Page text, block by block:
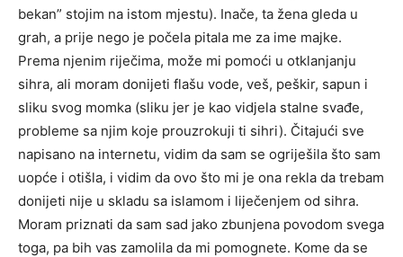
bekan” stojim na istom mjestu). Inače, ta žena gleda u
grah, a prije nego je počela pitala me za ime majke.
Prema njenim riječima, može mi pomoći u otklanjanju
sihra, ali moram donijeti flašu vode, veš, peškir, sapun i
sliku svog momka (sliku jer je kao vidjela stalne svađe,
probleme sa njim koje prouzrokuji ti sihri). Čitajući sve
napisano na internetu, vidim da sam se ogriješila što sam
uopće i otišla, i vidim da ovo što mi je ona rekla da trebam
donijeti nije u skladu sa islamom i liječenjem od sihra.
Moram priznati da sam sad jako zbunjena povodom svega
toga, pa bih vas zamolila da mi pomognete. Kome da se